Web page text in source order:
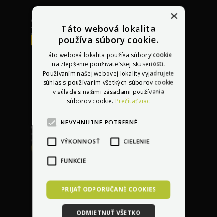
Bezplatná oprava
akéhokoľvek
poškodeniado 30 dní
po kúpe vozidla
×
Táto webová lokalita
používa súbory cookie.
Táto webová lokalita používa súbory cookie
na zlepšenie používateľskej skúsenosti.
Používaním našej webovej lokality vyjadrujete
súhlas s používaním všetkých súborov cookie
v súlade s našimi zásadami používania
súborov cookie. Prečítať viac
NEVYHNUTNE POTREBNÉ
VÝKONNOSŤ CIELENIE
FUNKCIE
PRIJAŤ ODPORÚČANÉ COOKIES
ODMIETNUŤ VŠETKO